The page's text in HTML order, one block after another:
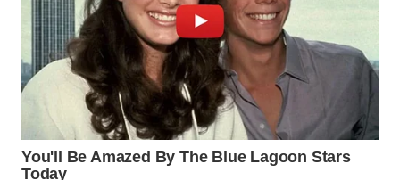
SURABAYA
WN
NATUNA
WN
BINTAN